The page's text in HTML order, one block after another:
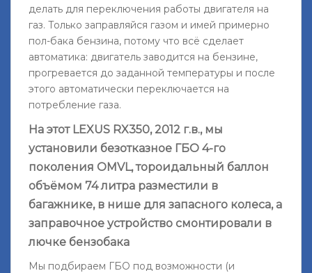
делать для переключения работы двигателя на
газ. Только заправляйся газом и имей примерно
пол-бака бензина, потому что всё сделает
автоматика: двигатель заводится на бензине,
прогревается до заданной температуры и после
этого автоматически переключается на
потребление газа.
На этот LEXUS RX350, 2012 г.в., мы
установили безотказное ГБО 4-го
поколения OMVL, тороидальный баллон
объёмом 74 литра разместили в
багажнике, в нише для запасного колеса, а
заправочное устройство смонтировали в
лючке бензобака
Мы подбираем ГБО под возможности (и